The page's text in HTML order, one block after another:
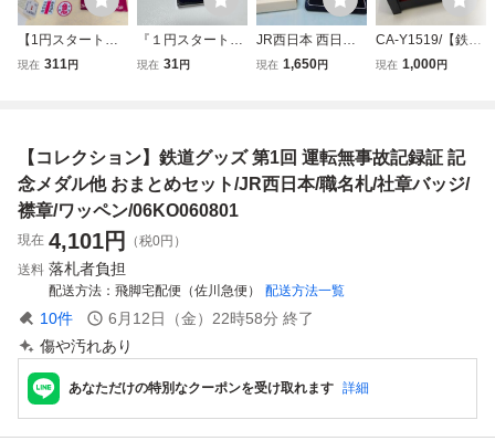
【1円スタート】
鉄道 まとめ売り
時物 希少 グッズ
部品
現在 311円
『１円スタート』
日本国有鉄道 功績
現在 31円
JR西日本 西日本
旅客鉄道株式会社
現在 1,650円
CA-Y1519/【鉄道
記念セット】1972
の他 希少 鉄道グ
ッズ
現在 1,000円
【コレクション】鉄道グッズ 第1回 運転無事故記録証 記
念メダル他 おまとめセット/JR西日本/職名札/社章バッジ/
襟章/ワッペン/06KO060801
現在 4,101円
（税0円）
送料 落札者負担
配送方法 飛脚宅配便（佐川急便） 配送方法一覧
10件 6月12日（金）22時58分 終了
傷や汚れあり
あなただけの特別なクーポンを受け取れます 詳細